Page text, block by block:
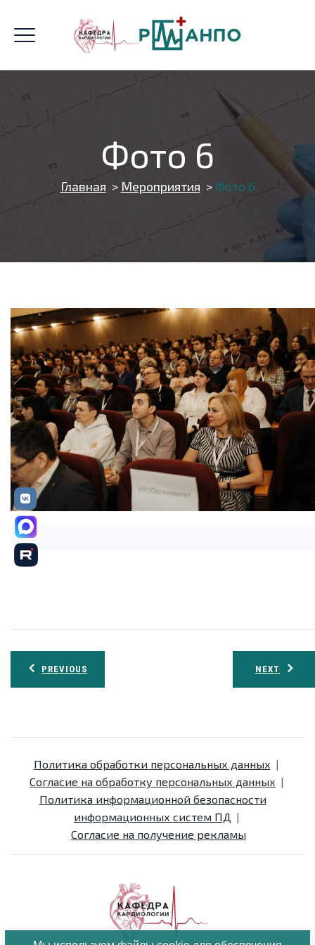
Фото 6
Главная > Мероприятия > Фото 6
Навигация
по
PREVIOUS NEXT
Политика обработки персональных данных
Согласие на обработку персональных данных
Политика информационной безопасности
информационных систем ПД
Согласие на получение рекламы